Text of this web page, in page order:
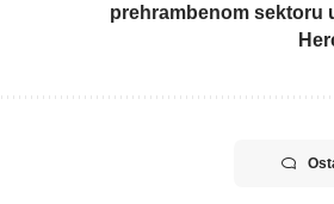
prehrambenom sektoru